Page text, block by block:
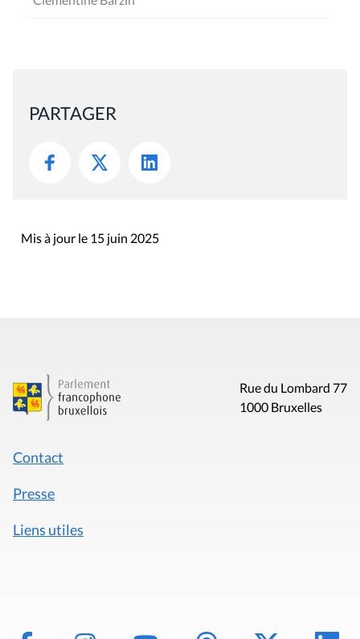
PARTAGER
Mis à jour le 15 juin 2025
Rue du Lombard 77
1000 Bruxelles
Contact
Presse
Liens utiles